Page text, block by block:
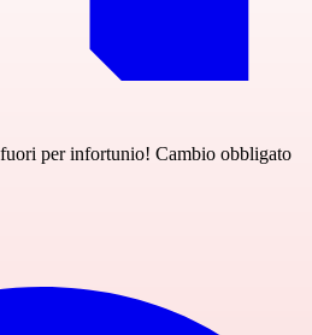
per infortunio! Cambio obbligato